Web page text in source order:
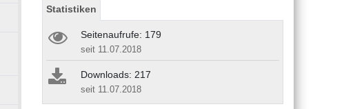
Statistiken
Seitenaufrufe: 179
seit 11.07.2018
Downloads: 217
seit 11.07.2018